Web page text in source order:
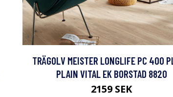
TRÄGOLV MEISTER LONGLIFE PC 400
PLAIN VITAL EK BORSTAD 8820
2159 SEK